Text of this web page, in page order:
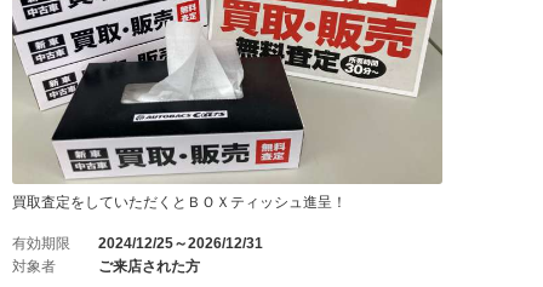
買取査定をしていただくとＢＯＸティッシュ進呈！
有効期限
2024/12/25～2026/12/31
対象者
ご来店された方